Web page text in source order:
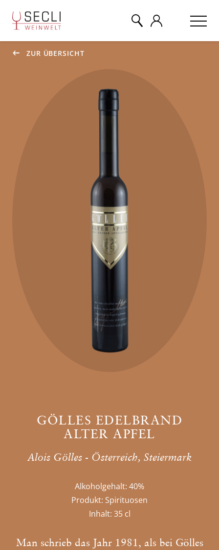
ZUR ÜBERSICHT
GÖLLES EDELBRAND
ALTER APFEL
Alois Gölles - Österreich, Steiermark
Alkoholgehalt: 40%
Produkt: Spirituosen
Inhalt: 35 cl
Man schrieb das Jahr 1981, als bei Gölles